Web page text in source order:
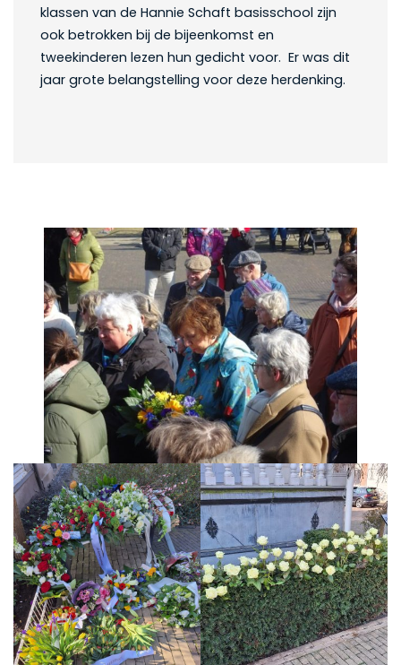
klassen van de Hannie Schaft basisschool zijn
ook betrokken bij de bijeenkomst en
tweekinderen lezen hun gedicht voor. Er was dit
jaar grote belangstelling voor deze herdenking.